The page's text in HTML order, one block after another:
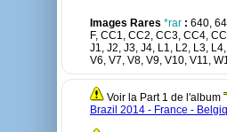
Images Rares *rar : 640,
F, CC1, CC2, CC3, CC4,
J1, J2, J3, J4, L1, L2, L3,
V6, V7, V8, V9, V10, V11,
Voir la Part 1 de l'album
Brazil 2014 - France -